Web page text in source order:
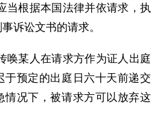
根据本国法律并依请求，执
诉讼文书的请求。
某人在请求方作为证人出庭
于预定的出庭日六十天前递交
情况下，被请求方可以放弃这